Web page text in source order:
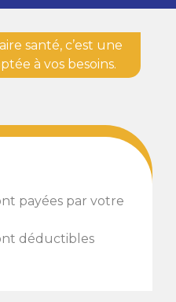
santé, c’est une
à vos besoins.
payées par votre
déductibles